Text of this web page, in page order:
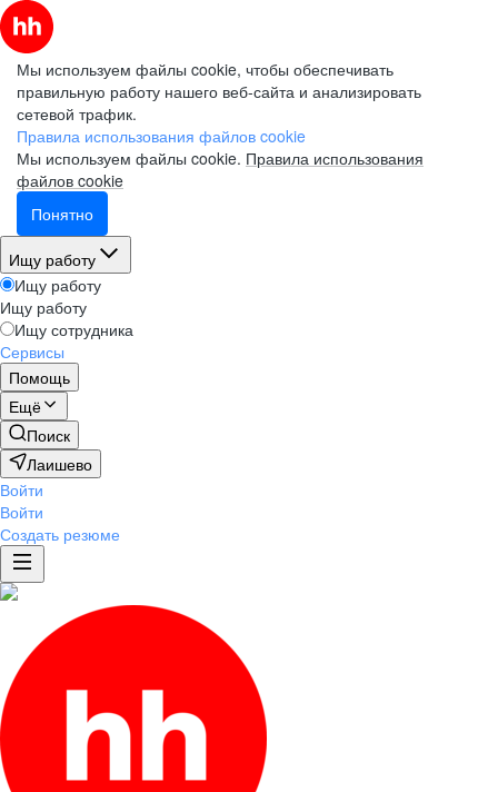
Мы используем файлы cookie, чтобы обеспечивать
правильную работу нашего веб-сайта и анализировать
сетевой трафик.
Правила использования файлов cookie
Мы используем файлы cookie. Правила использования
файлов cookie
Понятно
Ищу работу
Ищу работу
Ищу работу
Ищу сотрудника
Сервисы
Помощь
Ещё
Поиск
Лаишево
Войти
Войти
Создать резюме